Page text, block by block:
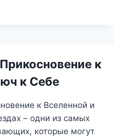
к
к Себе
к Вселенной и
– одни из самых
которые могут